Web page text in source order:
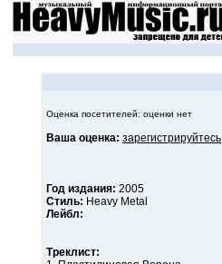
Оценка посетителей: оценки нет
Ваша оценка: зарегистрируйтесь
Год издания: 2005
Стиль: Heavy Metal
Лейбл:
Треклист: